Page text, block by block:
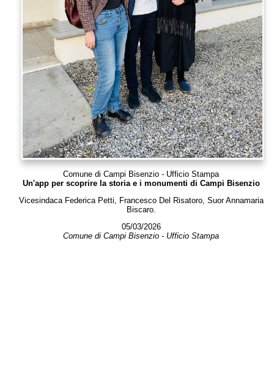
Comune di Campi Bisenzio - Ufficio Stampa
Un'app per scoprire la storia e i monumenti di Campi Bisenzio
Vicesindaca Federica Petti, Francesco Del Risatoro, Suor Annamaria
Biscaro.
05/03/2026
Comune di Campi Bisenzio - Ufficio Stampa